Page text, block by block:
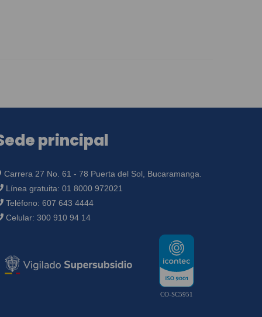
principal
Carrera 27 No. 61 - 78 Puerta del Sol, Bucaramanga.
Línea gratuita: 01 8000 972021
Teléfono: 607 643 4444
Celular: 300 910 94 14
CO-SC5951